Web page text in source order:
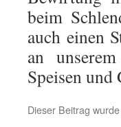
beim
auch einen
an
Speisen und
Dieser Beitrag